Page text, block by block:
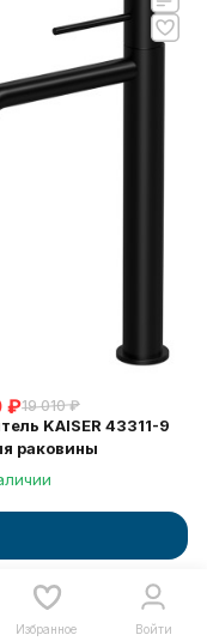
₽19 010 ₽
KAISER 43311-9
раковины
счета для юрлиц
Избранное Войти